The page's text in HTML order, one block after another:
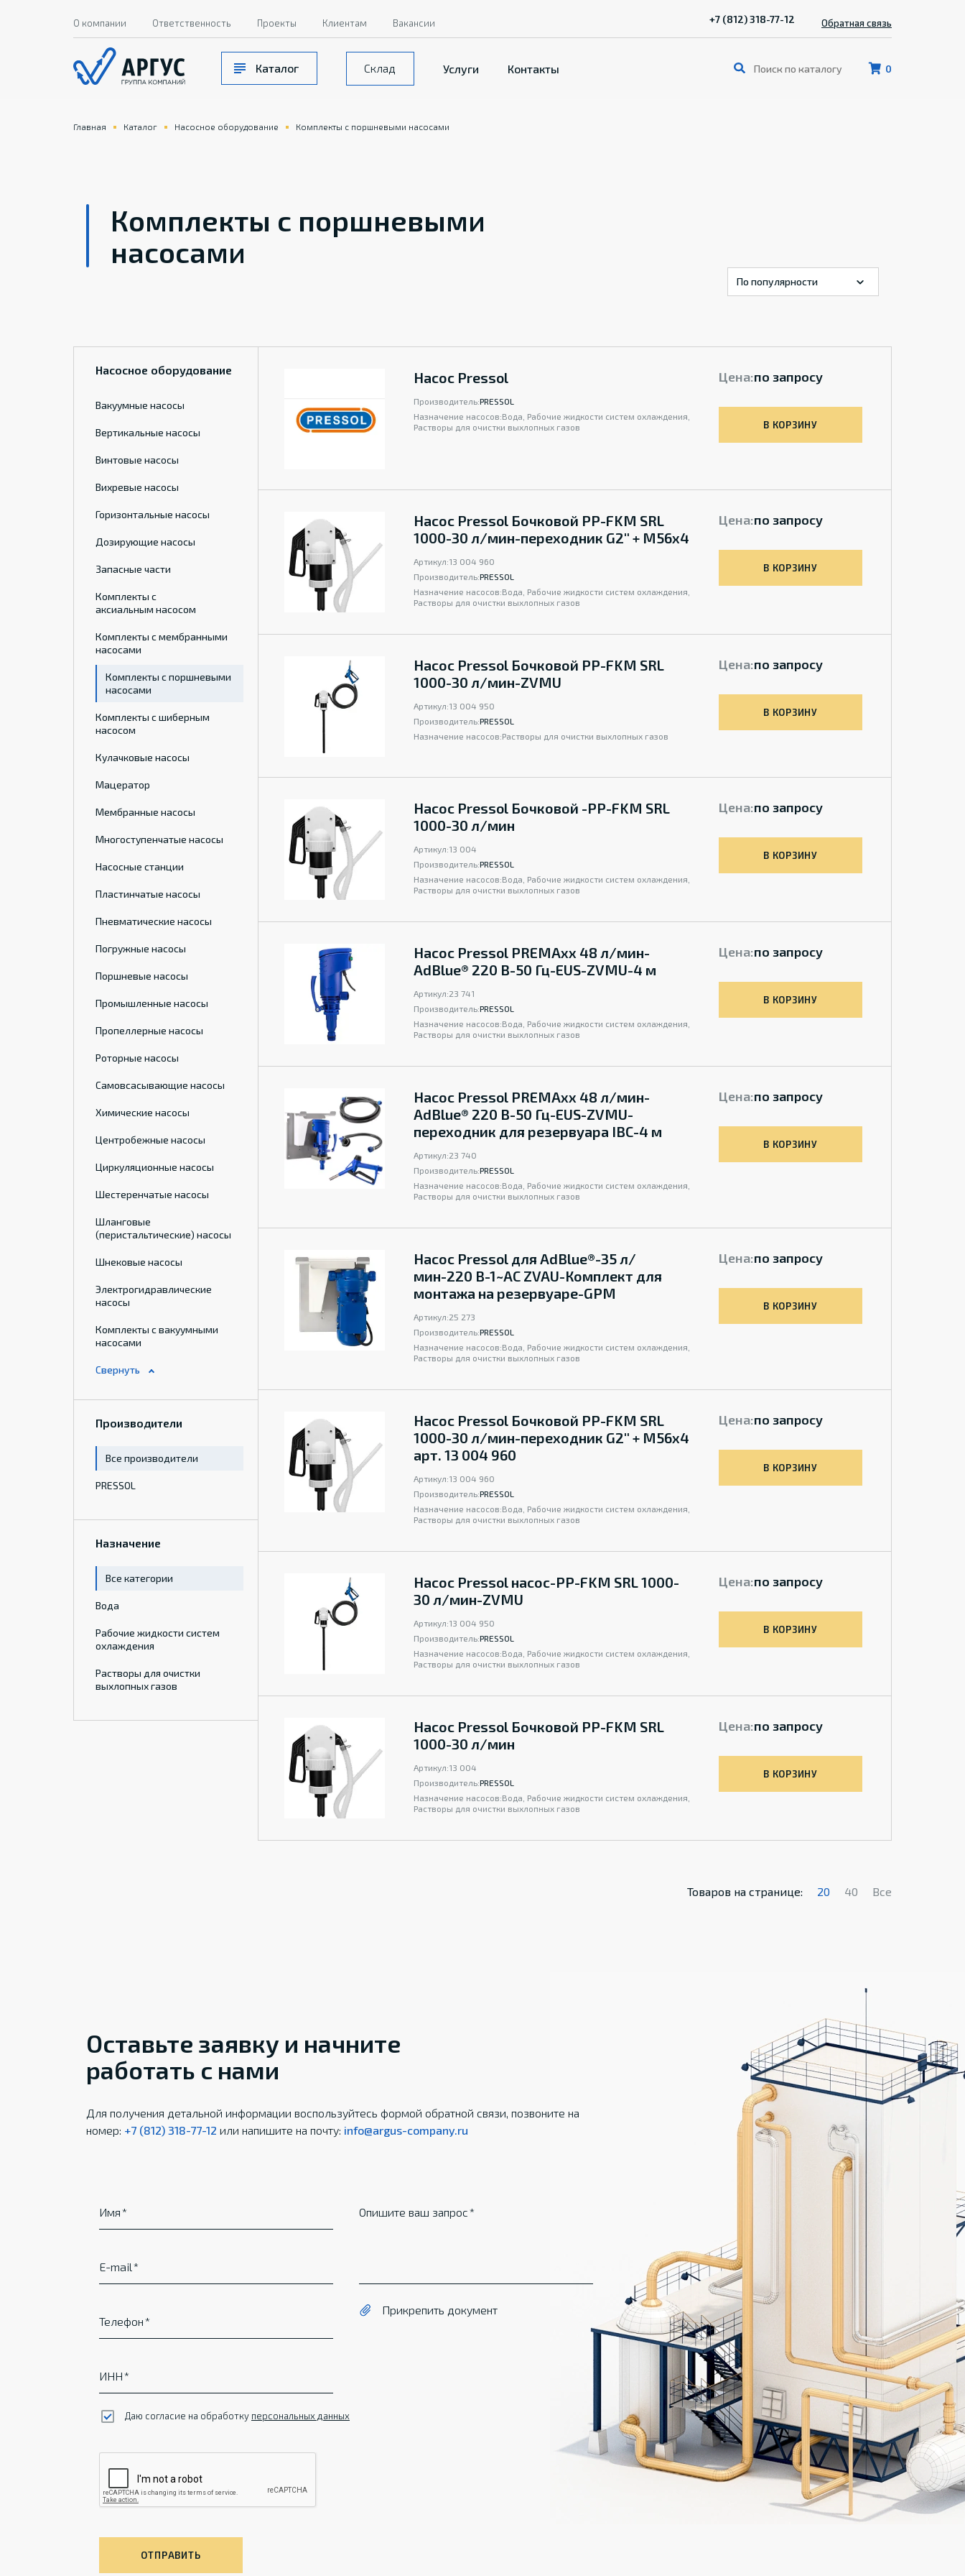
0
Каталог Склад Услуги Контакты
О компании Ответственность Проекты Клиентам Вакансии +7 (812) 318-77-12 Обратная связь
Главная Каталог Насосное оборудование Комплекты с поршневыми насосами
Комплекты с поршневыми
насосами
Насосное оборудование
Вакуумные насосы
Вертикальные насосы
Винтовые насосы
Вихревые насосы
Горизонтальные насосы
Дозирующие насосы
Запасные части
Комплекты с
аксиальным насосом
Комплекты с мембранными
насосами
Комплекты с поршневыми
насосами
Комплекты с шиберным
насосом
Кулачковые насосы
Мацератор
Мембранные насосы
Многоступенчатые насосы
Насосные станции
Пластинчатые насосы
Пневматические насосы
Погружные насосы
Поршневые насосы
Промышленные насосы
Пропеллерные насосы
Роторные насосы
Самовсасывающие насосы
Химические насосы
Центробежные насосы
Циркуляционные насосы
Шестеренчатые насосы
Шланговые
(перистальтические) насосы
Шнековые насосы
Электрогидравлические
насосы
Комплекты с вакуумными
насосами
Производители
Все производители
PRESSOL
Назначение
Все категории
Вода
Рабочие жидкости систем
охлаждения
Растворы для очистки
выхлопных газов
Насос Pressol
Производитель:PRESSOL
Назначение насосов:Вода, Рабочие жидкости систем охлаждения,
Растворы для очистки выхлопных газов
Цена:по запросу
В КОРЗИНУ
Насос Pressol Бочковой PP-FKM SRL
1000-30 л/мин-переходник G2'' + M56x4
Артикул:13 004 960
Производитель:PRESSOL
Назначение насосов:Вода, Рабочие жидкости систем охлаждения,
Растворы для очистки выхлопных газов
Цена:по запросу
В КОРЗИНУ
Насос Pressol Бочковой PP-FKM SRL
1000-30 л/мин-ZVMU
Артикул:13 004 950
Производитель:PRESSOL
Назначение насосов:Растворы для очистки выхлопных газов
Цена:по запросу
В КОРЗИНУ
Насос Pressol Бочковой -PP-FKM SRL
1000-30 л/мин
Артикул:13 004
Производитель:PRESSOL
Назначение насосов:Вода, Рабочие жидкости систем охлаждения,
Растворы для очистки выхлопных газов
Цена:по запросу
В КОРЗИНУ
Насос Pressol PREMAxx 48 л/мин-
AdBlue® 220 В-50 Гц-EUS-ZVMU-4 м
Артикул:23 741
Производитель:PRESSOL
Назначение насосов:Вода, Рабочие жидкости систем охлаждения,
Растворы для очистки выхлопных газов
Цена:по запросу
В КОРЗИНУ
Насос Pressol PREMAxx 48 л/мин-
AdBlue® 220 В-50 Гц-EUS-ZVMU-
переходник для резервуара IBC-4 м
Артикул:23 740
Производитель:PRESSOL
Назначение насосов:Вода, Рабочие жидкости систем охлаждения,
Растворы для очистки выхлопных газов
Цена:по запросу
В КОРЗИНУ
Насос Pressol для AdBlue®-35 л/
мин-220 B-1~AC ZVAU-Комплект для
монтажа на резервуаре-GPM
Артикул:25 273
Производитель:PRESSOL
Назначение насосов:Вода, Рабочие жидкости систем охлаждения,
Растворы для очистки выхлопных газов
Цена:по запросу
В КОРЗИНУ
Насос Pressol Бочковой PP-FKM SRL
1000-30 л/мин-переходник G2'' + M56x4
арт. 13 004 960
Артикул:13 004 960
Производитель:PRESSOL
Назначение насосов:Вода, Рабочие жидкости систем охлаждения,
Растворы для очистки выхлопных газов
Цена:по запросу
В КОРЗИНУ
Насос Pressol насос-PP-FKM SRL 1000-
30 л/мин-ZVMU
Артикул:13 004 950
Производитель:PRESSOL
Назначение насосов:Вода, Рабочие жидкости систем охлаждения,
Растворы для очистки выхлопных газов
Цена:по запросу
В КОРЗИНУ
Насос Pressol Бочковой PP-FKM SRL
1000-30 л/мин
Артикул:13 004
Производитель:PRESSOL
Назначение насосов:Вода, Рабочие жидкости систем охлаждения,
Растворы для очистки выхлопных газов
Цена:по запросу
В КОРЗИНУ
Товаров на странице: 20 40 Все
Оставьте заявку и начните
работать с нами
Для получения детальной информации воспользуйтесь формой обратной связи, позвоните на
номер: +7 (812) 318-77-12 или напишите на почту: info@argus-company.ru
Имя
E-mail
Телефон
ИНН
Опишите ваш запрос
Прикрепить документ
Даю согласие на обработку персональных данных
ОТПРАВИТЬ